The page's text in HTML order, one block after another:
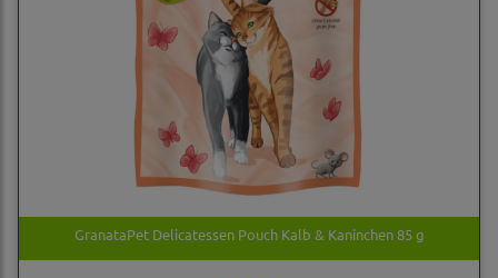
GranataPet Delicatessen Pouch Kalb & Kaninchen 85 g